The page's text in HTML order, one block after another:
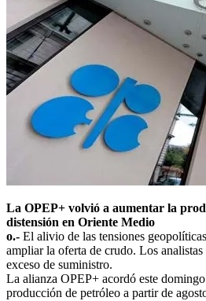
La OPEP+ volvió a aumentar la
distensión en Oriente Medio
o.- El alivio de las tensiones
ampliar la oferta de crudo. Los
exceso de suministro.
La alianza OPEP+ acordó este
producción de petróleo a partir de